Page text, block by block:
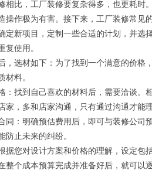
比，工厂装修要复杂得多，也更耗时
操作极为有害。接下来，工厂装修常见
新项目，定制一些合适的计划，并选
复使用。
选材如下：为了找到一个满意的价格
材料。
找到自己喜欢的材料后，需要洽谈。
家，多和店家沟通，只有通过沟通才能理
：明确预估费用后，即可与装修公司
防止未来的纠纷。
您对设计方案和价格的理解，设定包
整个成本预算完成并准备好后，就可以